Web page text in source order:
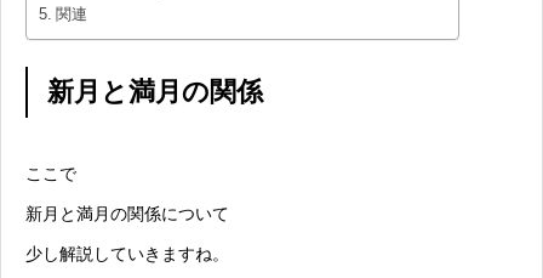
関連
新月と満月の関係
ここで
新月と満月の関係について
少し解説していきますね。